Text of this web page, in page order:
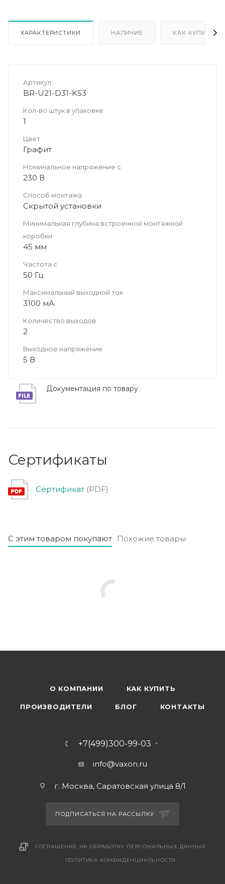
ХАРАКТЕРИСТИКИ НАЛИЧИЕ КАК КУПИТЬ
Артикул
BR-U21-D31-K53
Кол-во штук в упаковке
1
Цвет
Графит
Номинальное напряжение с
230 В
Способ монтажа
Скрытой установки
Минимальная глубина встроенной монтажной
коробки
45 мм
Частота с
50 Гц
Максимальный выходной ток
3100 мА
Количество выходов
2
Выходное напряжение
5 В
Документация по товару
Сертификаты
Сертификат (PDF)
С этим товаром покупают Похожие товары
О КОМПАНИИ КАК КУПИТЬ
ПРОИЗВОДИТЕЛИ БЛОГ КОНТАКТЫ
+7(499)300-99-03
info@vaxon.ru
г. Москва, Саратовская улица 8/1
ПОДПИСАТЬСЯ НА РАССЫЛКУ
СОГЛАШЕНИЕ НА ОБРАБОТКУ ПЕРСОНАЛЬНЫХ ДАННЫХ
ПОЛИТИКА КОНФИДЕНЦИАЛЬНОСТИ